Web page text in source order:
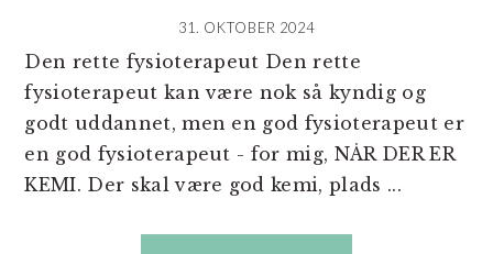
31. OKTOBER 2024
Den rette fysioterapeut Den rette
fysioterapeut kan være nok så kyndig og
godt uddannet, men en god fysioterapeut er
en god fysioterapeut - for mig, NÅR DER ER
KEMI. Der skal være god kemi, plads ...